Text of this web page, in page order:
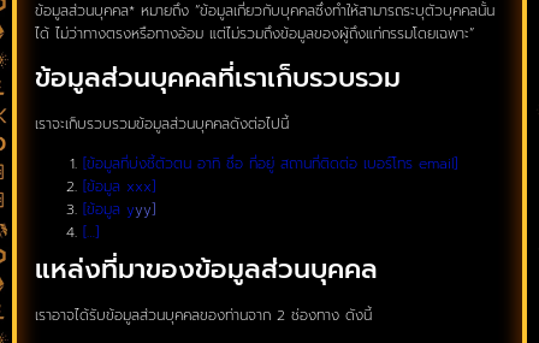
ข้อมูลส่วนบุคคล* หมายถึง “ข้อมูลเกี่ยวกับบุคคลซึ่งทำให้สามารถระบุตัวบุคคลนั้น
ได้ ไม่ว่าทางตรงหรือทางอ้อม แต่ไม่รวมถึงข้อมูลของผู้ถึงแก่กรรมโดยเฉพาะ”
ข้อมูลส่วนบุคคลที่เราเก็บรวบรวม
เราจะเก็บรวบรวมข้อมูลส่วนบุคคลดังต่อไปนี้
[ข้อมูลที่บ่งชี้ตัวตน อาทิ ชื่อ ที่อยู่ สถานที่ติดต่อ เบอร์โทร email]
[ข้อมูล xxx]
[ข้อมูล yyy]
[…]
แหล่งที่มาของข้อมูลส่วนบุคคล
เราอาจได้รับข้อมูลส่วนบุคคลของท่านจาก 2 ช่องทาง ดังนี้